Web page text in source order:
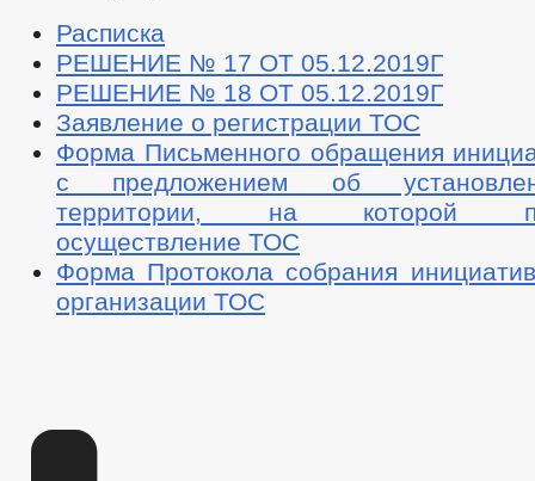
Расписка
РЕШЕНИЕ № 17 ОТ 05.12.2019Г
РЕШЕНИЕ № 18 ОТ 05.12.2019Г
Заявление о регистрации ТОС
Форма Письменного обращения
с предложением об
территории, на которой
осуществление ТОС
Форма Протокола собрания
организации ТОС